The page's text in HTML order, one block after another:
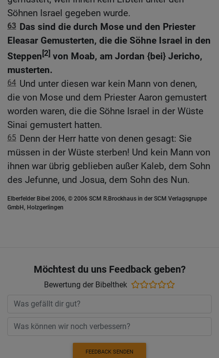
Söhnen Israel gegeben wurde.
63 Das sind die durch Mose und den Priester
Eleasar Gemusterten, die die Söhne Israel in den
Steppen [2] von Moab, am Jordan {bei} Jericho,
musterten.
64 Und unter diesen war kein Mann von denen,
die von Mose und dem Priester Aaron gemustert
worden waren, die die Söhne Israel in der Wüste
Sinai gemustert hatten.
65 Denn der Herr hatte von denen gesagt: Sie
müssen in der Wüste sterben! Und kein Mann von
ihnen war übrig geblieben außer Kaleb, dem Sohn
des Jefunne, und Josua, dem Sohn des Nun.
Elberfelder Bibel 2006, © 2006 SCM R.Brockhaus in der SCM Verlagsgruppe
GmbH, Holzgerlingen
Möchtest du uns Feedback geben?
Bewertung der Bibelthek
FEEDBACK SENDEN